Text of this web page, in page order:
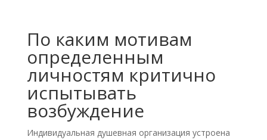
По каким мотивам
определенным
личностям критично
испытывать
возбуждение
Индивидуальная душевная организация устроена